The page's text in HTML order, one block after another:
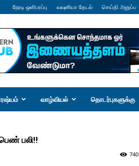
நேரடி ஒளிபரப்பு வவுனியா தேடல் செய்தி அனுப்ப
வாழ்வியல் தொடர்புகளுக்கு
பலி!!
740